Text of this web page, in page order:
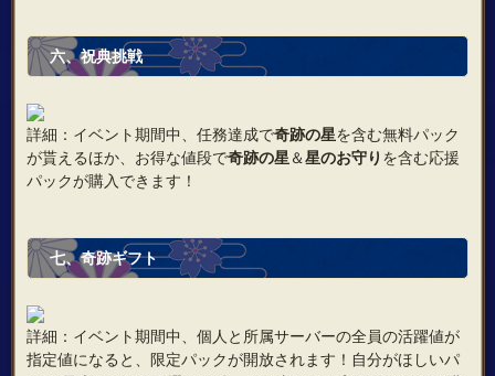
六、祝典挑戦
詳細：イベント期間中、任務達成で奇跡の星を含む無料パック
が貰えるほか、お得な値段で奇跡の星＆星のお守り を含む応援
パックが購入できます！
七、奇跡ギフト
詳細：イベント期間中、個人と所属サーバーの全員の活躍値が
指定値になると、限定パックが開放されます！自分がほしいパ